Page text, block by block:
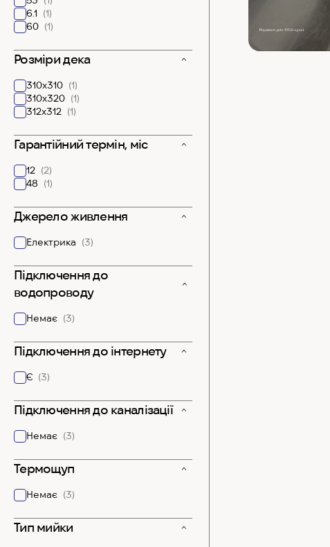
6.1
(1)
60 (1)
Розміри дека
310x310 (1)
310x320 (1)
312х312
(1)
Гарантійний термін, міс
12
(2)
48
(1)
Джерело живлення
Електрика (3)
Підключення до
водопроводу
Немає (3)
Підключення до інтернету
Є (3)
Підключення до каналізації
Немає (3)
Термощуп
Немає (3)
Тип мийки